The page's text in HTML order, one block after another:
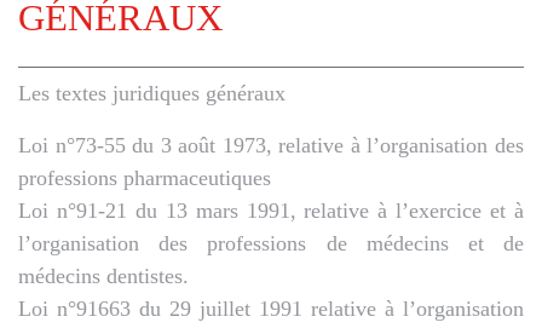
GÉNÉRAUX
Les textes juridiques généraux
Loi n°73-55 du 3 août 1973, relative à l’organisation des
professions pharmaceutiques
Loi n°91-21 du 13 mars 1991, relative à l’exercice et à
l’organisation des professions de médecins et de
médecins dentistes.
Loi n°91663 du 29 juillet 1991 relative à l’organisation